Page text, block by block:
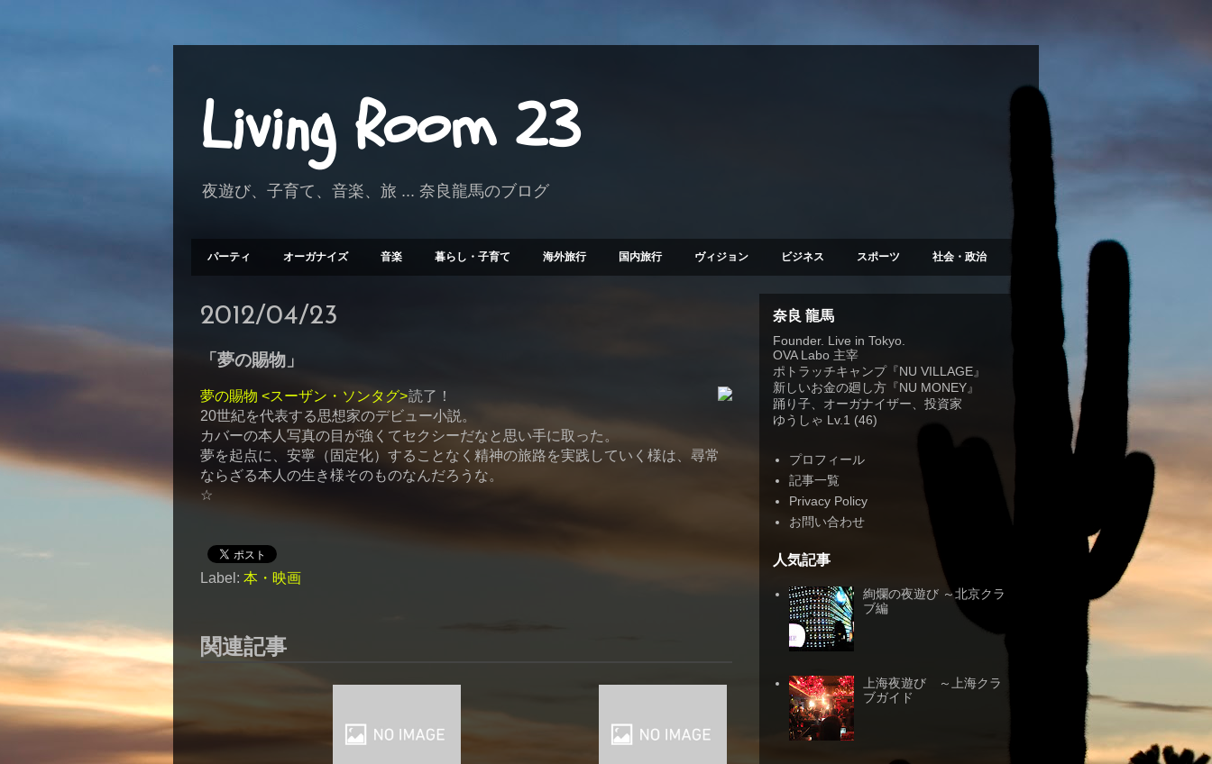
Living Room 23
夜遊び、子育て、音楽、旅 ... 奈良龍馬のブログ
パーティ オーガナイズ 音楽 暮らし・子育て 海外旅行 国内旅行 ヴィジョン ビジネス スポーツ 社会・政治
2012/04/23
「夢の賜物」
夢の賜物 <スーザン・ソンタグ>読了！
20世紀を代表する思想家のデビュー小説。
カバーの本人写真の目が強くてセクシーだなと思い手に取った。
夢を起点に、安寧（固定化）することなく精神の旅路を実践していく様は、尋常
ならざる本人の生き様そのものなんだろうな。
☆
Label: 本・映画
関連記事
奈良 龍馬
Founder. Live in Tokyo.
OVA Labo 主宰
ポトラッチキャンプ『NU VILLAGE』
新しいお金の廻し方『NU MONEY』
踊り子、オーガナイザー、投資家
ゆうしゃ Lv.1 (46)
プロフィール
記事一覧
Privacy Policy
お問い合わせ
人気記事
絢爛の夜遊び ～北京クラ
ブ編
上海夜遊び ～上海クラ
ブガイド